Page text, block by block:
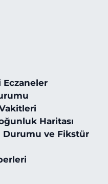
Haritası
Durumu ve Fikstür